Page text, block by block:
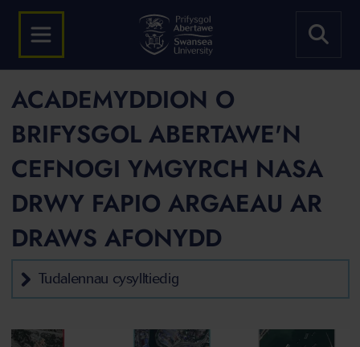
ACADEMYDDION O
BRIFYSGOL ABERTAWE'N
CEFNOGI YMGYRCH NASA
DRWY FAPIO ARGAEAU AR
DRAWS AFONYDD
Tudalennau cysylltiedig